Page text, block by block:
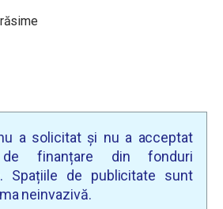
a solicitat și nu a acceptat
finanțare din fonduri
Spațiile de publicitate sunt
neinvazivă.